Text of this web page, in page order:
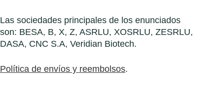
Las sociedades principales de los enunciados
son: BESA, B, X, Z, ASRLU, XOSRLU, ZESRLU,
DASA, CNC S.A, Veridian Biotech.
Política de envíos y reembolsos.